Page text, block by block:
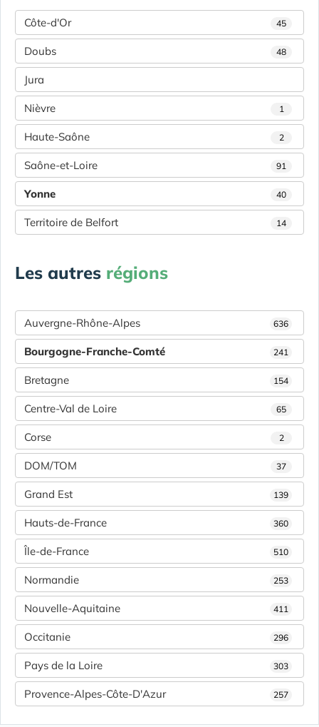
Côte-d'Or 45
Doubs 48
Jura
Nièvre 1
Haute-Saône 2
Saône-et-Loire 91
Yonne 40
Territoire de Belfort 14
Les autres régions
Auvergne-Rhône-Alpes 636
Bourgogne-Franche-Comté 241
Bretagne 154
Centre-Val de Loire 65
Corse 2
DOM/TOM 37
Grand Est 139
Hauts-de-France 360
Île-de-France 510
Normandie 253
Nouvelle-Aquitaine 411
Occitanie 296
Pays de la Loire 303
Provence-Alpes-Côte-D'Azur 257